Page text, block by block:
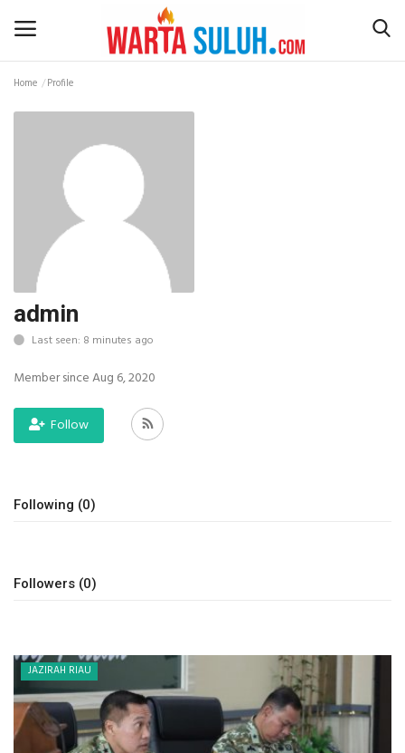
JAZIRAH RIAU
POLITIK
EKSBIS
INDEKS
Home Profile
admin
Last seen: 8 minutes ago
Member since Aug 6, 2020
Follow
Following (0)
Followers (0)
JAZIRAH RIAU